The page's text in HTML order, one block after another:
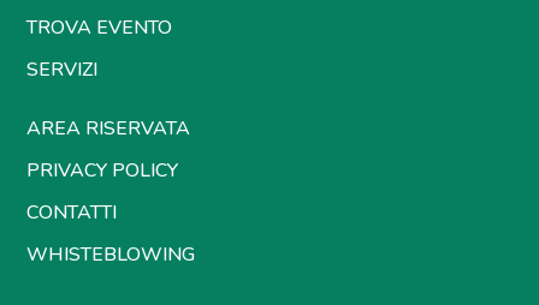
TROVA EVENTO
SERVIZI
AREA RISERVATA
PRIVACY POLICY
CONTATTI
WHISTEBLOWING